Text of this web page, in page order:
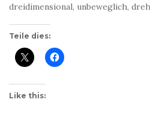
dreidimensional, unbeweglich,
Teile dies:
Like this: